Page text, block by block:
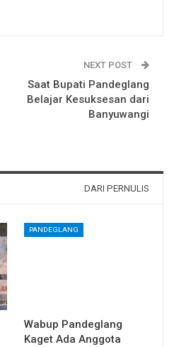
NEXT POST
Saat Bupati Pandeglang
Belajar Kesuksesan dari
Banyuwangi
DARI PERNULIS
PANDEGLANG
Wabup Pandeglang
Kaget Ada Anggota